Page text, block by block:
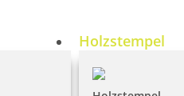
Holzstempel